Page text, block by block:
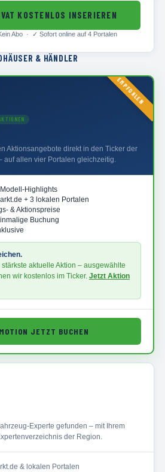
KOSTENLOS INSERIEREN
Abo · ✓ Sofort online auf 4 Portalen
& HÄNDLER
Experte gefunden – mit Ihrem
der Region.
& lokalen Portalen
EMPFOHLEN
Aktionsangebote direkt in den Ticker der
auf allen vier Portalen gleichzeitig.
Highlights
+ 3 lokalen Portalen
& Aktionspreise
Buchung
aktuelle Aktion – ausgewählte
wir kostenlos im Ticker. Jetzt Aktion
JETZT BUCHEN